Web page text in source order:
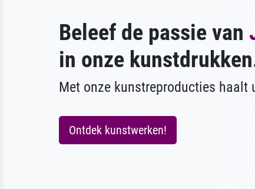
Beleef de passie van
in onze
Met onze kunstreproducties haalt
Ontdek kunstwerken!